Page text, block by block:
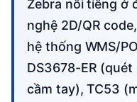
Zebra nổi tiếng ở
nghệ 2D/QR
hệ thống WMS/
DS3678-ER
cầm tay), TC53